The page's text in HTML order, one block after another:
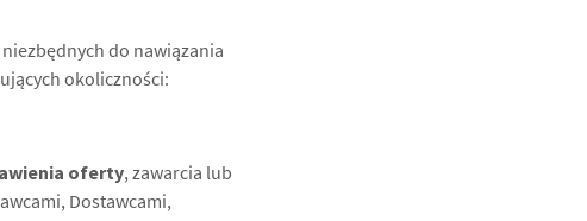
do nawiązania
okoliczności:
oferty, zawarcia lub
Dostawcami,